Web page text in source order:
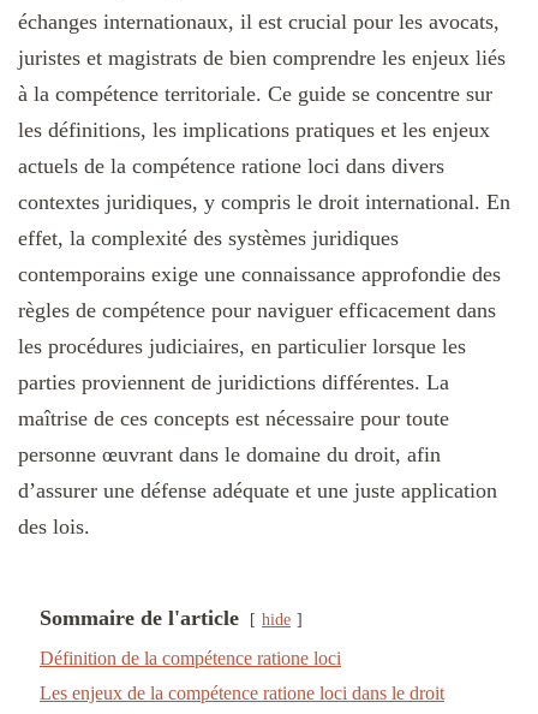
échanges internationaux, il est crucial pour les avocats,
juristes et magistrats de bien comprendre les enjeux liés
à la compétence territoriale. Ce guide se concentre sur
les définitions, les implications pratiques et les enjeux
actuels de la compétence ratione loci dans divers
contextes juridiques, y compris le droit international. En
effet, la complexité des systèmes juridiques
contemporains exige une connaissance approfondie des
règles de compétence pour naviguer efficacement dans
les procédures judiciaires, en particulier lorsque les
parties proviennent de juridictions différentes. La
maîtrise de ces concepts est nécessaire pour toute
personne œuvrant dans le domaine du droit, afin
d’assurer une défense adéquate et une juste application
des lois.
Sommaire de l'article hide
Définition de la compétence ratione loci
Les enjeux de la compétence ratione loci dans le droit